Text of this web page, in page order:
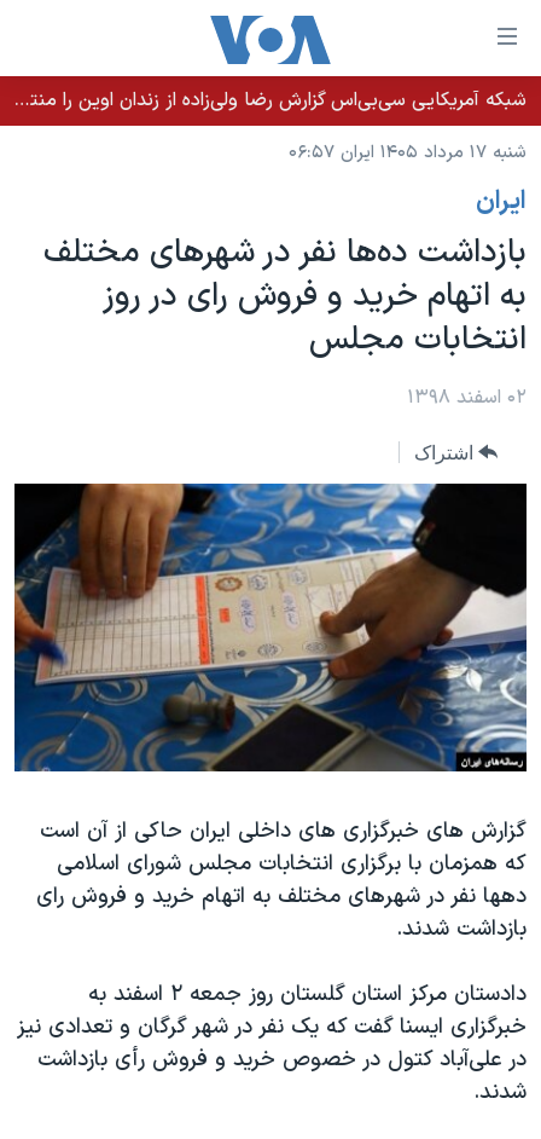
لینکهای
قابل
دسترسی
جهش
محتوای
اصلی
جهش
به
صفحه
جهش
خانه
نسخه سبک وب‌سایت
موضوع ها
ایران
آمریکا
جهان
ورزشی
فرهنگ و زندگی
حقوق شهروندی
اقتصادی
علم و فناوری
اسرائیل در جنگ
آرشیو پخش زنده
برنامه های تلویزیونی
جدول برنامه ها
صفحه‌های ویژه
جام جهانی ۲۰۲۶
بایگانی برنامه‌های تلویزیونی
انتخابات ریاست جمهوری آمریکا ۲۰۲۴
حمله جمهوری اسلامی به اسرائیل
رمز مهسا
ورزش زنان در ایران
مجموعه مستندهای دادخواهی
تریبونال مردمی آبان ۹۸
دادگاه حمید نوری
قانون شفافیت دارائی کادر رهبری ایران
اعتراضات مردمی آبان ۹۸
اسرائیل در جنگ
فرکانس‌های صدای آمریکا
پخش رادیویی
یادگیری زبان انگلیسی
زبانهای مختلف
شبکه آمریکایی سی‌بی‌‌اس گزارش رضا ولی‌زاده از زندان اوین را منتشر کرد؛ کامران حکمتی پیش از آغاز شیمی‌درمانی به زندان بازگردانده شد
شنبه ۱۷ مرداد ۱۴۰۵ ایران ۰۶:۵۷
ايران
بازداشت ده‌ها نفر در شهرهای مختلف
به اتهام خرید و فروش رای در روز
انتخابات مجلس
۰۲ اسفند ۱۳۹۸
اشتراک
گزارش های خبرگزاری های داخلی ایران حاکی از آن است
که همزمان با برگزاری انتخابات مجلس شورای اسلامی
دهها نفر در شهرهای مختلف به اتهام خرید و فروش رای
بازداشت شدند.
دادستان مرکز استان گلستان روز جمعه ۲ اسفند به
خبرگزاری ایسنا گفت که یک نفر در شهر گرگان و تعدادی نیز
در علی‌آباد کتول در خصوص خرید و فروش رأی بازداشت
شدند.